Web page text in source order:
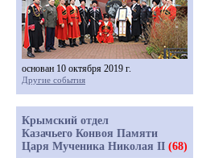
основан 10 октября 2019 г.
Другие события
Крымский отдел
Казачьего Конвоя Памяти
Царя Мученика Николая II (68)